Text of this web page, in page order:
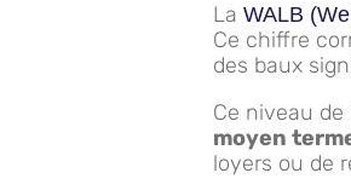
La WALB
Ce chiffre
des baux
Ce niveau de
moyen
loyers ou de